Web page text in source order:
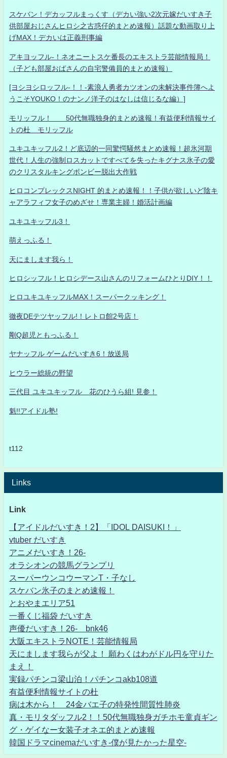
スケバン！デカッフルまっくす（デカい強い2次元嫁だいすき子
供部屋おじさんヒロシ之古惑仔的まとめ速報）話題な動画取り上
げMAX！デカいは正義刑事編
アキヨッフル-！ネオニートスケ番長のエキストラ芸能情報局！
（子ども部屋おばさんの自宅警備員的まとめ速報）
[ヨシヨシロッフル-！！-素浪人勇者カツオンの未解決事件簿へよ
うこそYOUKO！のナンノ洋子のはなしは信じるな編）]
モリッフル！ 50代無職独身的まとめ速報！有益便利情報サイ
トの杜 モリッフル
ユキユキッフル2！ど底辺的一同驚愕騒然まとめ速報！超氷河期
世代！人生の強制ロスカットですべてを失ったキグナス氷子の愛
のクリスタルキングボンビー脱出大作戦
ヒロコンプレックスNIGHT 的まとめ速報！！子供が欲しいど陰キ
ャアラフィフ女子のめざせ！専業主婦！婚活計画編
ユキユキッフル3！
萌えっふる！
天にまします我ら！
ヒロシッフル！ヒロシデース山さんのリフォームひとりDIY！！
ヒロユキユキッフルMAX！スーパークッキング！
徹夜DEテツヤッフル!！レトロ館2号店！
剛Q超児ともっふる！
ヤナッフル ゲームだいすき6！放送局
ヒウラー総統の野望
三代目 ユキユキッフル 花のひうら組! 見参！
魁!!アイドル塾!
t112
Links
Link
【アイドルだいすき！2】「IDOL DAISUKI！」
vtuber だいすき
アニメだいすき！26-
オラシオンの競馬グランプリ
スーパーウンコウーマンT・子なし
スケバン氷子のまとめ速報！
とおやまエリア51
一番くじ福袋 だいすき
声優だいすき！26- bnk46
大阪エキストラNOTE！芸能情報局
天にまします我らが父よ！ 願わくはわがドル円を守りた
まえ！
実録パチンコ梁山泊！パチンコakb108道
有益便利情報サイトの杜
病は木から！ 24金バエ子の特発性間質性肺炎
真・モリタダッフル2！！50代無職独身ガチホモ童貞ギン
グ・ゲイなー女装子オネエ的まとめ速報
韓国ドラマcinemaだいすき-僕が見たかった星空-